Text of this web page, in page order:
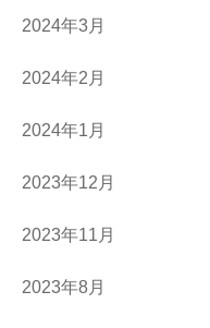
2024年3月
2024年2月
2024年1月
2023年12月
2023年11月
2023年8月